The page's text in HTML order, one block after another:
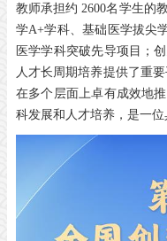
教师承担约 2600名学生的
学A+学科、基础医学拔尖
医学学科突破先导项目；
人才长周期培养提供了重
在多个层面上卓有成效地
科发展和人才培养，是一